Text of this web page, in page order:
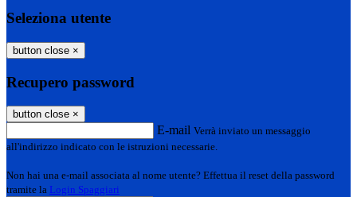
Seleziona utente
button close ×
Recupero password
button close ×
E-mail Verrà inviato un messaggio
all'indirizzo indicato con le istruzioni necessarie.
Non hai una e-mail associata al nome utente? Effettua il reset della password
tramite la Login Spaggiari